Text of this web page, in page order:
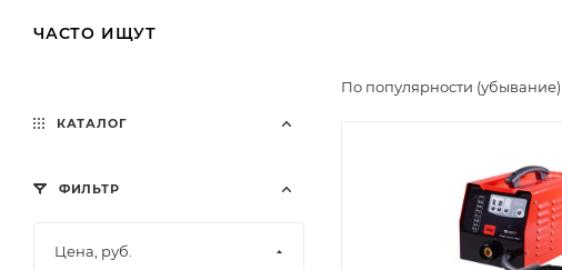
ЧАСТО ИЩУТ
По популярности (убывание)
КАТАЛОГ
ФИЛЬТР
Цена, руб.